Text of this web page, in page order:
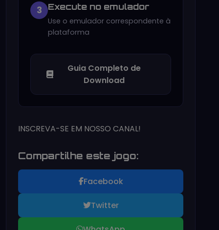
3 Execute no emulador
Use o emulador correspondente à
plataforma
Guia Completo de
Download
INSCREVA-SE EM NOSSO CANAL!
Compartilhe este jogo:
Facebook
Twitter